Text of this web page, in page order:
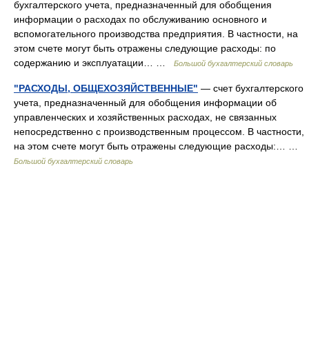
бухгалтерского учета, предназначенный для обобщения
информации о расходах по обслуживанию основного и
вспомогательного производства предприятия. В частности, на
этом счете могут быть отражены следующие расходы: по
содержанию и эксплуатации… …
Большой бухгалтерский словарь
"РАСХОДЫ, ОБЩЕХОЗЯЙСТВЕННЫЕ" — счет бухгалтерского
учета, предназначенный для обобщения информации об
управленческих и хозяйственных расходах, не связанных
непосредственно с производственным процессом. В частности,
на этом счете могут быть отражены следующие расходы:… …
Большой бухгалтерский словарь